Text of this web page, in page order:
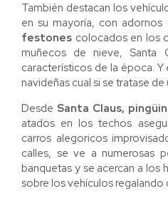
También destacan los
en su mayoría, con
festones colocados en los
muñecos de nieve, Santa
característicos de la época.
navideñas cual si se tratase
Desde Santa Claus,
atados en los techos
carros alegoricos
calles, se ve a numerosas
banquetas y se acercan a los
sobre los vehículos regalando